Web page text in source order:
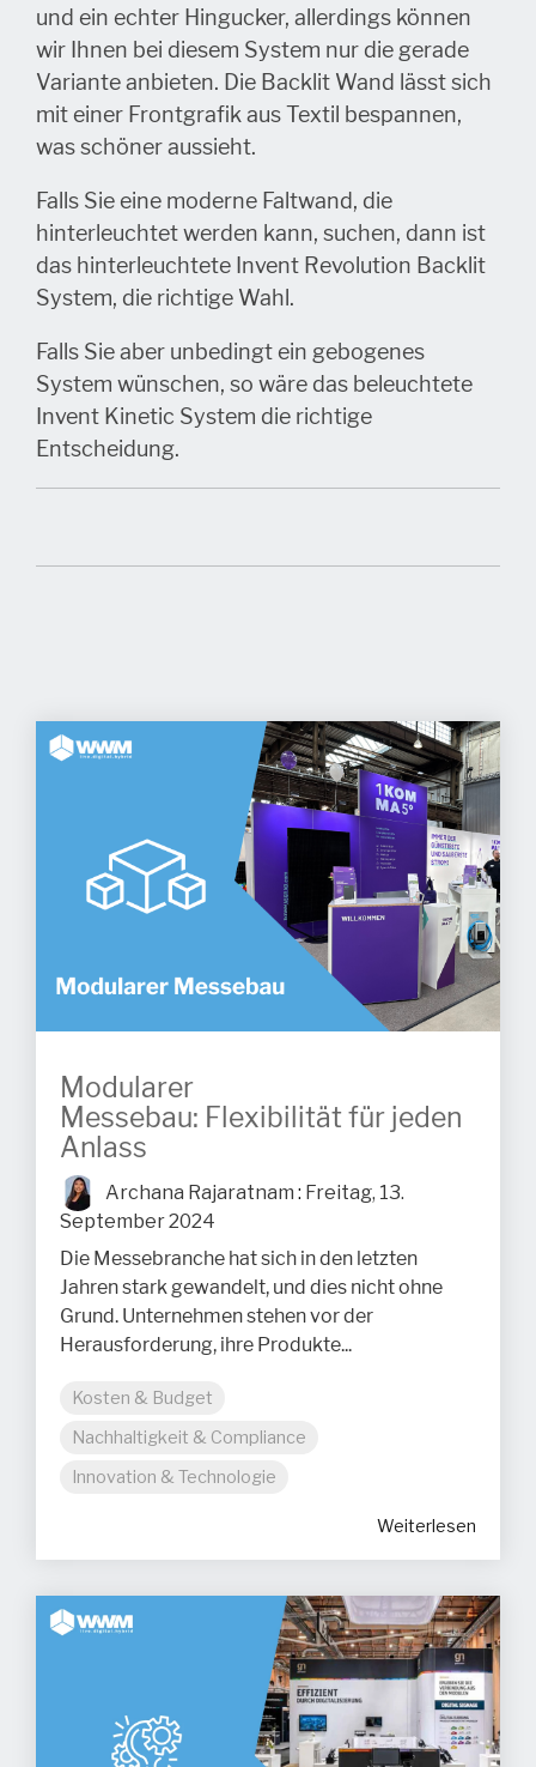
und ein echter Hingucker, allerdings können
wir Ihnen bei diesem System nur die gerade
Variante anbieten. Die Backlit Wand lässt sich
mit einer Frontgrafik aus Textil bespannen,
was schöner aussieht.
Falls Sie eine moderne Faltwand, die
hinterleuchtet werden kann, suchen, dann ist
das hinterleuchtete Invent Revolution Backlit
System, die richtige Wahl.
Falls Sie aber unbedingt ein gebogenes
System wünschen, so wäre das beleuchtete
Invent Kinetic System die richtige
Entscheidung.
Modularer
Messebau: Flexibilität für jeden
Anlass
Archana Rajaratnam : Freitag, 13.
September 2024
Die Messebranche hat sich in den letzten
Jahren stark gewandelt, und dies nicht ohne
Grund. Unternehmen stehen vor der
Herausforderung, ihre Produkte...
Kosten & Budget
Nachhaltigkeit & Compliance
Innovation & Technologie
Weiterlesen